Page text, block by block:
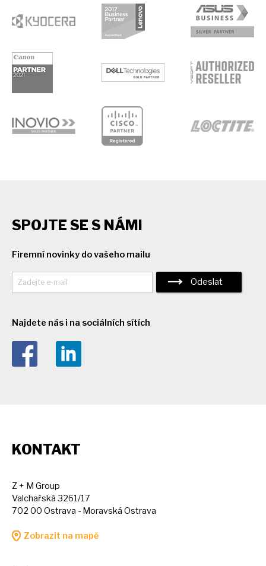
SPOJTE SE S NÁMI
Firemní novinky do vašeho mailu
Odeslat
Najdete nás i na sociálních sítích
KONTAKT
Z + M Group
Valchařská 3261/17
702 00 Ostrava - Moravská Ostrava
Zobrazit na mapě